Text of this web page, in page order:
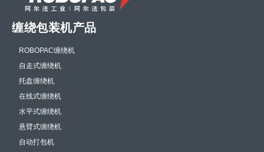
缠绕包装机产品
ROBOPAC缠绕机
自走式缠绕机
托盘缠绕机
在线式缠绕机
水平式缠绕机
悬臂式缠绕机
自动打包机